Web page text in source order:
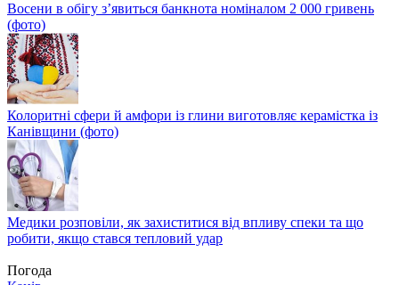
Восени в обігу з’явиться банкнота номіналом 2 000 гривень
(фото)
Колоритні сфери й амфори із глини виготовляє керамістка із
Канівщини (фото)
Медики розповіли, як захиститися від впливу спеки та що
робити, якщо стався тепловий удар
Погода